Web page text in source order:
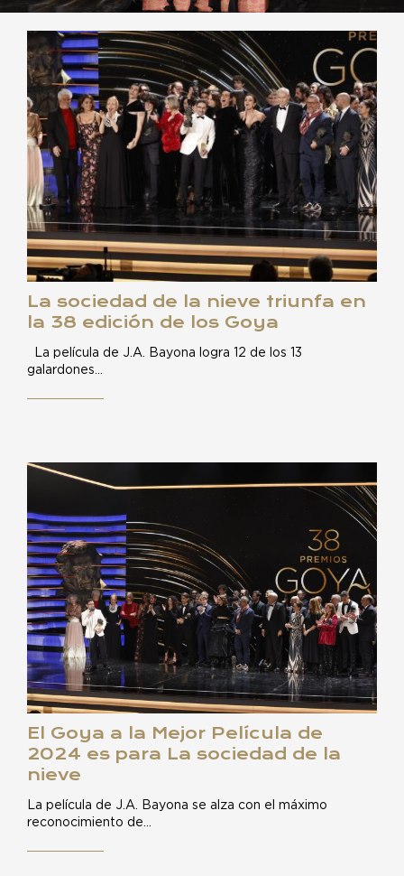
La sociedad de la nieve triunfa en
la 38 edición de los Goya
La película de J.A. Bayona logra 12 de los 13
galardones…
El Goya a la Mejor Película de
2024 es para La sociedad de la
nieve
La película de J.A. Bayona se alza con el máximo
reconocimiento de…